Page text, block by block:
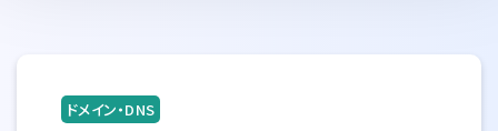
ドメイン・DNS